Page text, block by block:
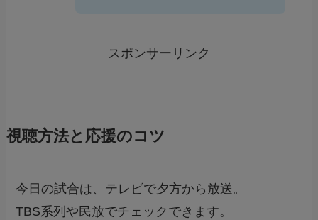
スポンサーリンク
視聴方法と応援のコツ
今日の試合は、テレビで夕方から放送。
TBS系列や民放でチェックできます。